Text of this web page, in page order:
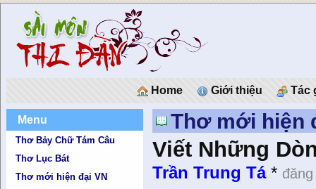
Home Giới thiệu Tác
Menu
Thơ Bảy Chữ Tám Câu
Thơ Lục Bát
Thơ mới hiện đại VN
Thơ mới hiện
Viết Những
Trần Trung Tá*